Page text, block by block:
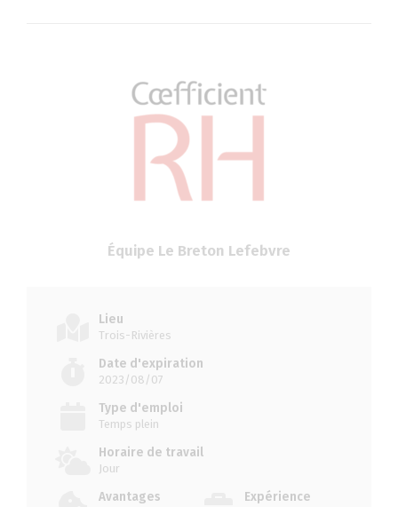
Équipe Le Breton Lefebvre
Lieu
Trois-Rivières
Date d'expiration
2023/08/07
Type d'emploi
Temps plein
Horaire de travail
Jour
Avantages Expérience